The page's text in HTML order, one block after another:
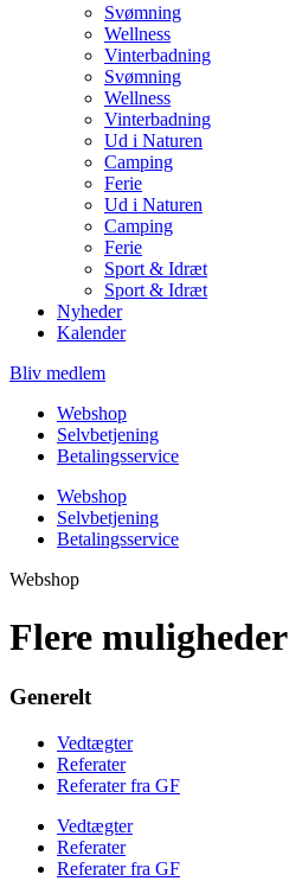
Svømning
Wellness
Vinterbadning
Svømning
Wellness
Vinterbadning
Ud i Naturen
Camping
Ferie
Ud i Naturen
Camping
Ferie
Sport & Idræt
Sport & Idræt
Nyheder
Kalender
Bliv medlem
Webshop
Selvbetjening
Betalingsservice
Webshop
Selvbetjening
Betalingsservice
Webshop
Flere muligheder
Generelt
Vedtægter
Referater
Referater fra GF
Vedtægter
Referater
Referater fra GF